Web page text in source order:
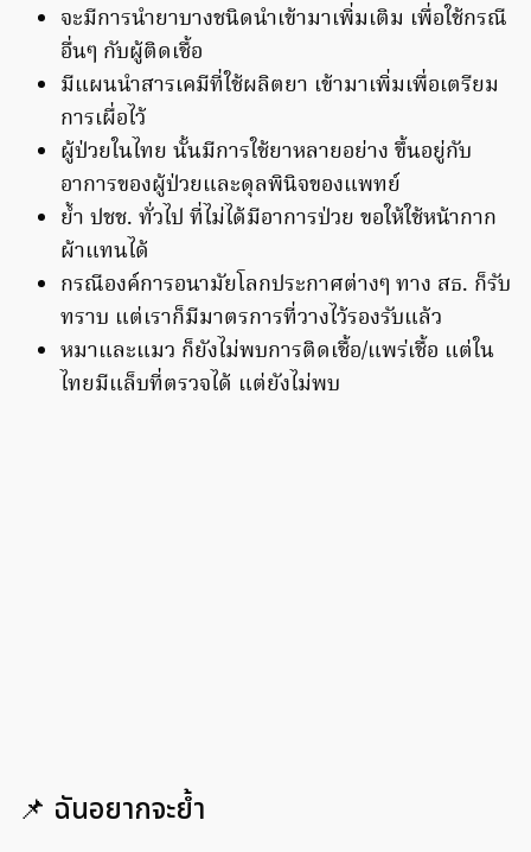
จะมีการนำยาบางชนิดนำเข้ามาเพิ่มเติม เพื่อใช้กรณี
อื่นๆ กับผู้ติดเชื้อ
มีแผนนำสารเคมีที่ใช้ผลิตยา เข้ามาเพิ่มเพื่อเตรียม
การเผื่อไว้
ผู้ป่วยในไทย นั้นมีการใช้ยาหลายอย่าง ขึ้นอยู่กับ
อาการของผู้ป่วยและดุลพินิจของแพทย์
ย้ำ ปชช. ทั่วไป ที่ไม่ได้มีอาการป่วย ขอให้ใช้หน้ากาก
ผ้าแทนได้
กรณีองค์การอนามัยโลกประกาศต่างๆ ทาง สธ. ก็รับ
ทราบ แต่เราก็มีมาตรการที่วางไว้รองรับแล้ว
หมาและแมว ก็ยังไม่พบการติดเชื้อ/แพร่เชื้อ แต่ใน
ไทยมีแล็บที่ตรวจได้ แต่ยังไม่พบ
📌 ฉันอยากจะย้ำ